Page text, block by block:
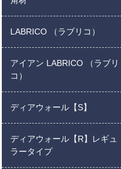
LABRICO （ラブリコ）
アイアン LABRICO （ラブリ
コ）
ディアウォール【S】
ディアウォール【R】レギュ
ラータイプ